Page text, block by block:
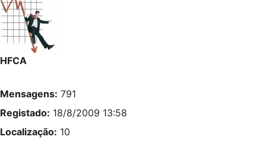
HFCA
Mensagens: 791
Registado: 18/8/2009 13:58
Localização: 10